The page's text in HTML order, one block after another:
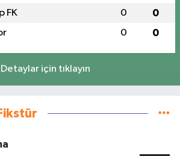
FK 0 0
0 0
Detaylar için tıklayın